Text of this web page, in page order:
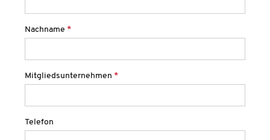
Nachname *
Mitgliedsunternehmen *
Telefon